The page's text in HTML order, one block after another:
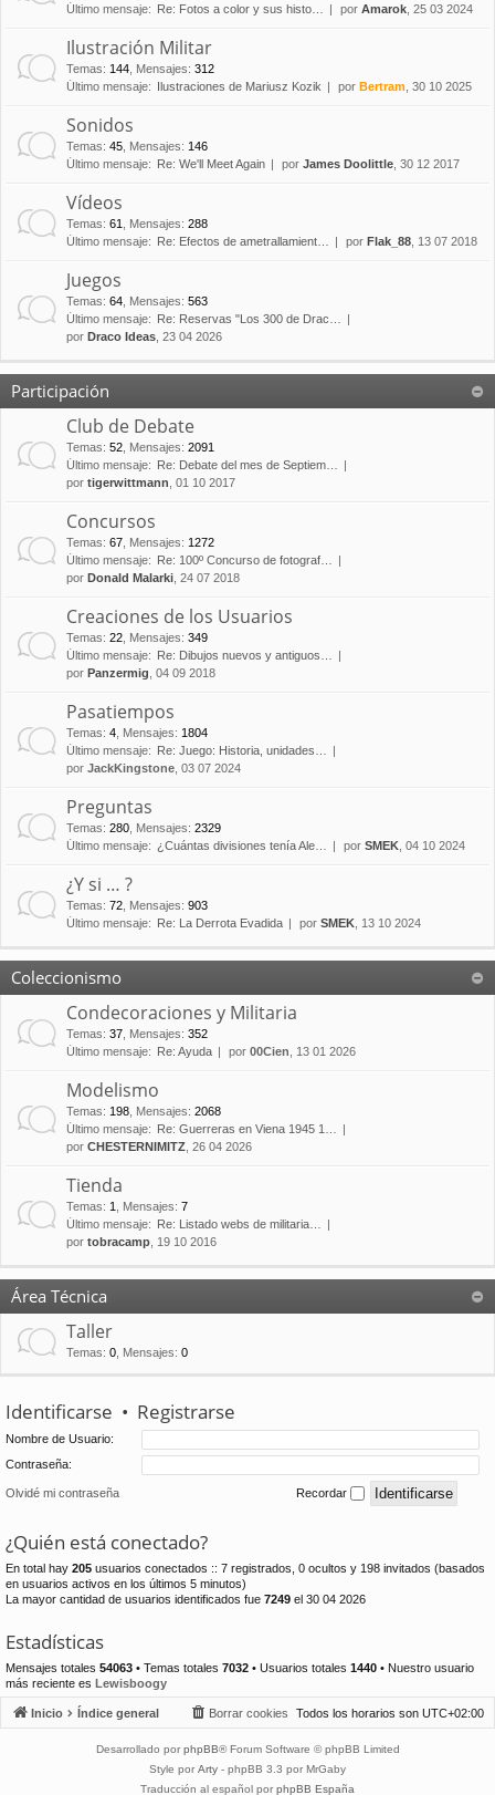
Último mensaje:
Re: Fotos a color y sus histo… por Amarok , 25 03 2024
Ilustración Militar
Temas: 144 Mensajes: 312
Último mensaje:
Ilustraciones de Mariusz Kozik por Bertram , 30 10 2025
Sonidos
Temas: 45 Mensajes: 146
Último mensaje:
Re: We'll Meet Again por James Doolittle , 30 12 2017
Vídeos
Temas: 61 Mensajes: 288
Último mensaje:
Re: Efectos de ametrallamient… por Flak_88 , 13 07 2018
Juegos
Temas: 64 Mensajes: 563
Último mensaje:
Re: Reservas "Los 300 de Drac…
por Draco Ideas , 23 04 2026
Participación
Club de Debate
Temas: 52 Mensajes: 2091
Último mensaje:
Re: Debate del mes de Septiem…
por tigerwittmann , 01 10 2017
Concursos
Temas: 67 Mensajes: 1272
Último mensaje:
Re: 100º Concurso de fotograf…
por Donald Malarki , 24 07 2018
Creaciones de los Usuarios
Temas: 22 Mensajes: 349
Último mensaje:
Re: Dibujos nuevos y antiguos…
por Panzermig , 04 09 2018
Pasatiempos
Temas: 4 Mensajes: 1804
Último mensaje:
Re: Juego: Historia, unidades…
por JackKingstone , 03 07 2024
Preguntas
Temas: 280 Mensajes: 2329
Último mensaje: ¿Cuántas divisiones tenía Ale… por SMEK , 04 10 2024
¿Y si … ?
Temas: 72 Mensajes: 903
Último mensaje:
Re: La Derrota Evadida por SMEK , 13 10 2024
Coleccionismo
Condecoraciones y Militaria
Temas: 37 Mensajes: 352
Último mensaje:
Re: Ayuda por 00Cien , 13 01 2026
Modelismo
Temas: 198 Mensajes: 2068
Último mensaje:
Re: Guerreras en Viena 1945 1…
por CHESTERNIMITZ , 26 04 2026
Tienda
Temas: 1 Mensajes: 7
Último mensaje:
Re: Listado webs de militaria…
por tobracamp , 19 10 2016
Área Técnica
Taller
Temas: 0 Mensajes: 0
Identificarse • Registrarse
Nombre de Usuario:
Contraseña:
Olvidé mi contraseña Recordar
¿Quién está conectado?
En total hay 205 usuarios conectados :: 7 registrados, 0 ocultos y 198 invitados (basados
en usuarios activos en los últimos 5 minutos)
La mayor cantidad de usuarios identificados fue 7249 el 30 04 2026
Estadísticas
Mensajes totales 54063 • Temas totales 7032 • Usuarios totales 1440 • Nuestro usuario
más reciente es Lewisboogy
Inicio Índice general Todos los horarios son UTC+02:00
Borrar cookies
Desarrollado por phpBB® Forum Software © phpBB Limited
Style por Arty - phpBB 3.3 por MrGaby
Traducción al español por phpBB España